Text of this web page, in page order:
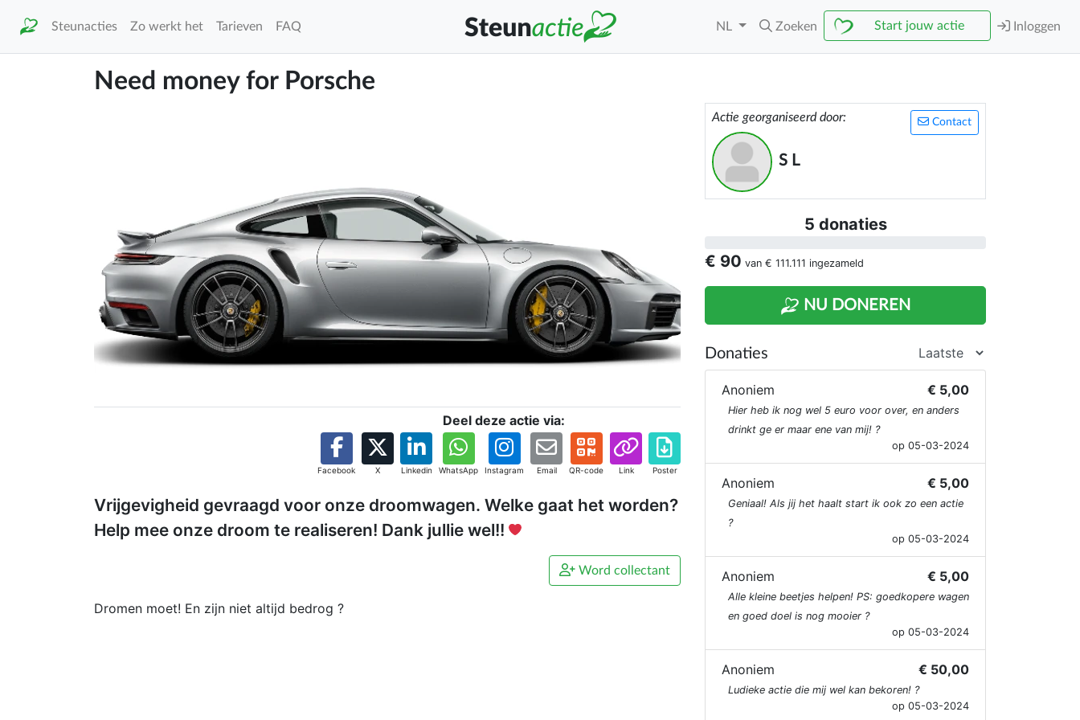
Steunacties Zo werkt het Tarieven FAQ NL Zoeken Start jouw actie Inloggen
Need money for Porsche
Deel deze actie via:
Facebook X Linkedin WhatsApp Instagram Email QR-code Link Poster
Vrijgevigheid gevraagd voor onze droomwagen. Welke gaat het worden?
Help mee onze droom te realiseren! Dank jullie wel!!
Word collectant
Dromen moet! En zijn niet altijd bedrog ?
Contact
Actie georganiseerd door:
S L
5 donaties
€ 90 van € 111.111 ingezameld
NU DONEREN
Donaties
Anoniem € 5,00
Hier heb ik nog wel 5 euro voor over, en anders
drinkt ge er maar ene van mij! ?
op 05-03-2024
Anoniem € 5,00
Geniaal! Als jij het haalt start ik ook zo een actie
?
op 05-03-2024
Anoniem € 5,00
Alle kleine beetjes helpen! PS: goedkopere wagen
en goed doel is nog mooier ?
op 05-03-2024
Anoniem € 50,00
Ludieke actie die mij wel kan bekoren! ?
op 05-03-2024